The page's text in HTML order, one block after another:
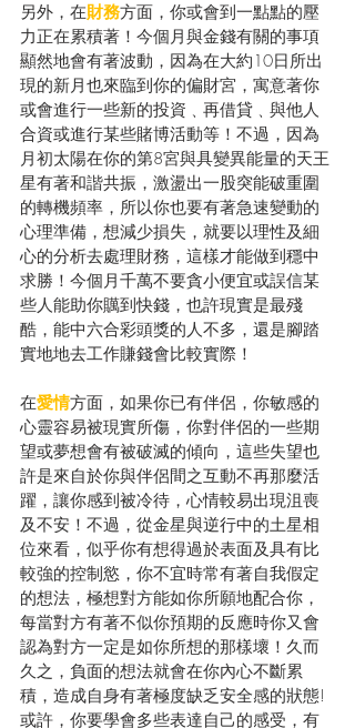
另外，在財務方面，你或會到一點點的壓
力正在累積著！今個月與金錢有關的事項
顯然地會有著波動，因為在大約10日所出
現的新月也來臨到你的偏財宮，寓意著你
或會進行一些新的投資﹑再借貸﹑與他人
合資或進行某些賭博活動等！不過，因為
月初太陽在你的第8宮與具變異能量的天王
星有著和諧共振，激盪出一股突能破重圍
的轉機頻率，所以你也要有著急速變動的
心理準備，想減少損失，就要以理性及細
心的分析去處理財務，這樣才能做到穩中
求勝！今個月千萬不要貪小便宜或誤信某
些人能助你贎到快錢，也許現實是最殘
酷，能中六合彩頭獎的人不多，還是腳踏
實地地去工作賺錢會比較實際！
在愛情方面，如果你已有伴侶，你敏感的
心靈容易被現實所傷，你對伴侶的一些期
望或夢想會有被破滅的傾向，這些失望也
許是來自於你與伴侶間之互動不再那麼活
躍，讓你感到被冷待，心情較易出現沮喪
及不安！不過，從金星與逆行中的土星相
位來看，似乎你有想得過於表面及具有比
較強的控制慾，你不宜時常有著自我假定
的想法，極想對方能如你所願地配合你，
每當對方有著不似你預期的反應時你又會
認為對方一定是如你所想的那樣壞！久而
久之，負面的想法就會在你內心不斷累
積，造成自身有著極度缺乏安全感的狀態!
或許，你要學會多些表達自己的感受，有